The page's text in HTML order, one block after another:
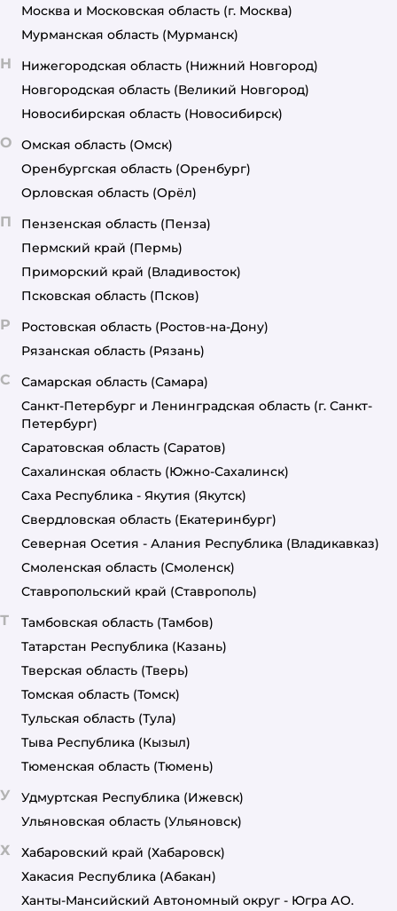
Москва и Московская область (г. Москва)
Мурманская область (Мурманск)
Н Нижегородская область (Нижний Новгород)
Новгородская область (Великий Новгород)
Новосибирская область (Новосибирск)
О Омская область (Омск)
Оренбургская область (Оренбург)
Орловская область (Орёл)
П Пензенская область (Пенза)
Пермский край (Пермь)
Приморский край (Владивосток)
Псковская область (Псков)
Р Ростовская область (Ростов-на-Дону)
Рязанская область (Рязань)
С Самарская область (Самара)
Санкт-Петербург и Ленинградская область (г. Санкт-
Петербург)
Саратовская область (Саратов)
Сахалинская область (Южно-Сахалинск)
Саха Республика - Якутия (Якутск)
Свердловская область (Екатеринбург)
Северная Осетия - Алания Республика (Владикавказ)
Смоленская область (Смоленск)
Ставропольский край (Ставрополь)
Т Тамбовская область (Тамбов)
Татарстан Республика (Казань)
Тверская область (Тверь)
Томская область (Томск)
Тульская область (Тула)
Тыва Республика (Кызыл)
Тюменская область (Тюмень)
У Удмуртская Республика (Ижевск)
Ульяновская область (Ульяновск)
Х Хабаровский край (Хабаровск)
Хакасия Республика (Абакан)
Ханты-Мансийский Автономный округ - Югра АО.